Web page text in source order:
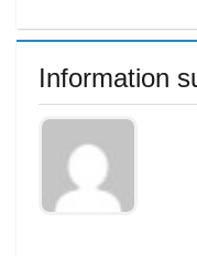
Information